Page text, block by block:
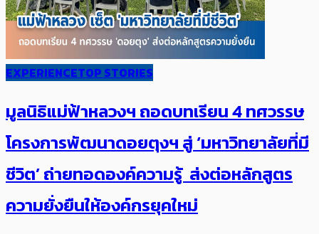
EXPERIENCETOP STORIES
มูลนิธิแม่ฟ้าหลวงฯ ถอดบทเรียน 4 ทศวรรษ
โครงการพัฒนาดอยตุงฯ สู่ ‘มหาวิทยาลัยที่มี
ชีวิต’ ถ่ายทอดองค์ความรู้ ส่งต่อหลักสูตร
ความยั่งยืนให้องค์กรยุคใหม่